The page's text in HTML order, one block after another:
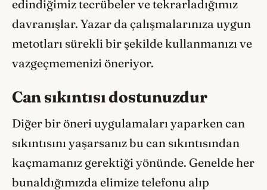
edindiğimiz tecrübeler ve tekrarladığımız
davranışlar. Yazar da çalışmalarınıza uygun
metotları sürekli bir şekilde kullanmanızı ve
vazgeçmemenizi öneriyor.
Can sıkıntısı dostunuzdur
Diğer bir öneri uygulamaları yaparken can
sıkıntısını yaşarsanız bu can sıkıntısından
kaçmamanız gerektiği yönünde. Genelde her
bunaldığımızda elimize telefonu alıp